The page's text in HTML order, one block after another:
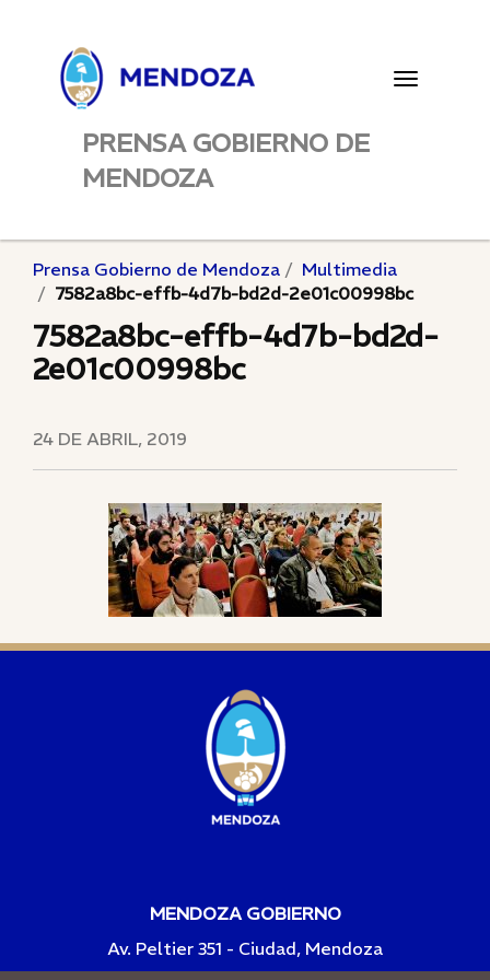
Toggle
PRENSA GOBIERNO DE
MENDOZA
Prensa Gobierno de Mendoza
Multimedia
7582a8bc-effb-4d7b-bd2d-2e01c00998bc
7582a8bc-effb-4d7b-bd2d-
2e01c00998bc
24 DE ABRIL, 2019
MENDOZA GOBIERNO
Av. Peltier 351 - Ciudad, Mendoza